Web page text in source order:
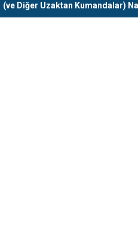
(ve Diğer Uzaktan Kumandalar)